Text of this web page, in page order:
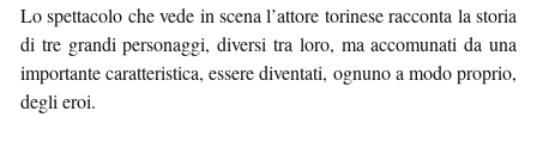
Lo spettacolo che vede in scena l’attore torinese racconta la storia
di tre grandi personaggi, diversi tra loro, ma accomunati da una
importante caratteristica, essere diventati, ognuno a modo proprio,
degli eroi.